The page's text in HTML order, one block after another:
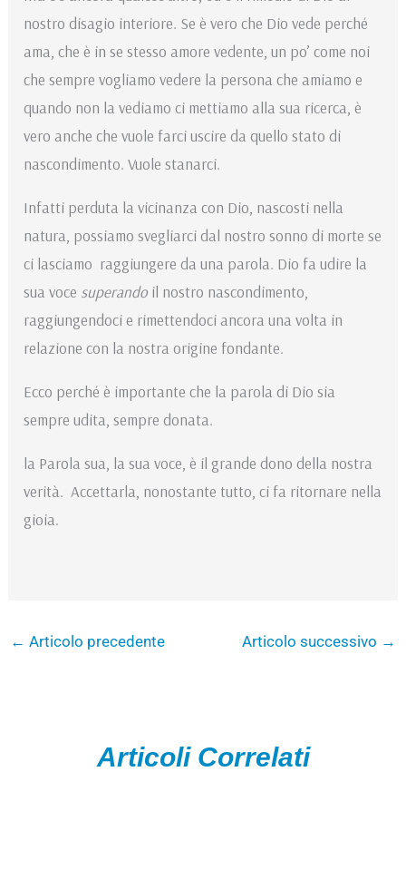
nostro disagio interiore. Se è vero che Dio vede perché
ama, che è in se stesso amore vedente, un po’ come noi
che sempre vogliamo vedere la persona che amiamo e
quando non la vediamo ci mettiamo alla sua ricerca, è
vero anche che vuole farci uscire da quello stato di
nascondimento. Vuole stanarci.
Infatti perduta la vicinanza con Dio, nascosti nella
natura, possiamo svegliarci dal nostro sonno di morte se
ci lasciamo raggiungere da una parola. Dio fa udire la
sua voce superando il nostro nascondimento,
raggiungendoci e rimettendoci ancora una volta in
relazione con la nostra origine fondante.
Ecco perché è importante che la parola di Dio sia
sempre udita, sempre donata.
la Parola sua, la sua voce, è il grande dono della nostra
verità. Accettarla, nonostante tutto, ci fa ritornare nella
gioia.
← Articolo precedente Articolo successivo →
Articoli Correlati